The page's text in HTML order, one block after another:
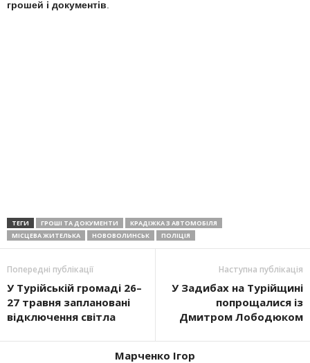
грошей і документів
ТЕГИ ГРОШІ ТА ДОКУМЕНТИ
КРАДІЖКА З АВТОМОБІЛЯ
МІСЦЕВА ЖИТЕЛЬКА
НОВОВОЛИНСЬК ПОЛІЦІЯ
Попередні публікації
У Турійській громаді 26–
27 травня заплановані
відключення світла
Наступна публікація
У Задибах на Турійщині
попрощалися із
Дмитром Лободюком
Марченко Ігор